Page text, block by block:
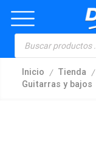
Inicio / Tienda /
Guitarras y bajos